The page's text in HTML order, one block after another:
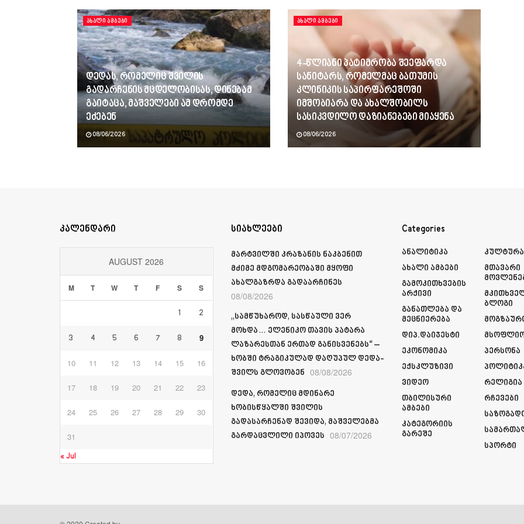
ᲐᲮᲐᲚᲘ ᲐᲛᲑᲔᲑᲘ
დედას, რომელიც შვილის
გადარჩენის მცდელობისას, დინებამ
გაიტაცა, მაშველები ამ დრომდე
ეძებენ
08/06/2026
ᲐᲮᲐᲚᲘ ᲐᲛᲑᲔᲑᲘ
4-წლიანი პატიმრობა შეეფარდა
სანიტარს, რომელმაც ბათუმის
კლინიკის საპირფარეშოში
იმშობიარა და ახალშობილს
სასიკვდილო დაზიანებები მიაყენა
08/06/2026
კალენდარი
AUGUST 2026
M T W T F S S
1 2
3 4 5 6 7 8 9
10 11 12 13 14 15 16
17 18 19 20 21 22 23
24 25 26 27 28 29 30
31
« Jul
სიახლეები
მარტვილში კრაზანის ნაკბენით
მძიმე მდგომარეობაში მყოფი
ახალგაზრდა გადაარჩინეს
08/08/2026
„სამწუხაროდ, სასწაული ვერ
მოხდა… ელენიკო თავის პატარა
ლაზარესთან ერთად განისვენებს“ –
ხობში ტრაგიკულად დაღუპულ დედა-
შვილს გლოვობენ 08/08/2026
დედა, რომელიც მდინარე
ხობისწყალში შვილის
გადასარჩენად შევიდა, მაშველებმა
გარდაცვლილი იპოვეს 08/07/2026
Categories
Ანალიტიკა
Ახალი Ამბები
Გამოკითხვების
Არქივი
Განათლება Და
Მეცნიერება
Დიპ.დაიჯესტი
Ეკონომიკა
Ექსკლუზივი
Ვიდეო
Თბილისური
Ამბები
Კატეგორიის
Გარეშე
Კულტურა
Მთავარი
Ბლოგი
Პერსონა
Რელიგია
Რჩევები
Სპორტი